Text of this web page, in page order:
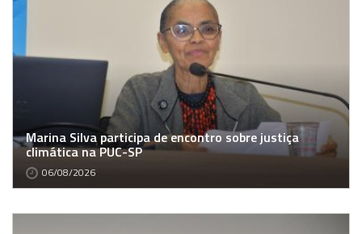
Marina Silva participa de encontro sobre justiça
climática na PUC-SP
06/08/2026